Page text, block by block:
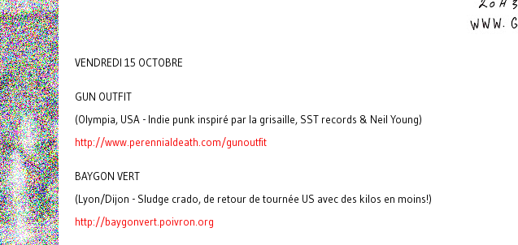
VENDREDI 15 OCTOBRE
GUN OUTFIT
(Olympia, USA - Indie punk inspiré par la grisaille, SST records & Neil Young)
http://www.perennialdeath.com/gunoutfit
BAYGON VERT
(Lyon/Dijon - Sludge crado, de retour de tournée US avec des kilos en moins!)
http://baygonvert.poivron.org